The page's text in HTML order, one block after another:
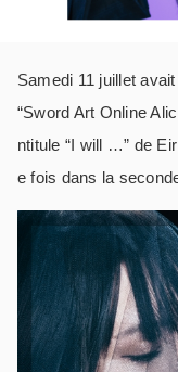
Samedi 11 juillet
“Sword Art Online
ntitule “I will …” de
e fois dans la